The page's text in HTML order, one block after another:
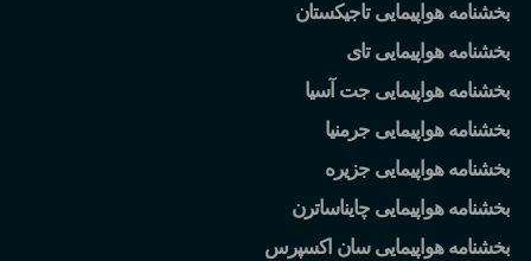
بخشنامه هواپیمایی تاجیکستان
بخشنامه هواپیمایی تای
بخشنامه هواپیمایی جت آسیا
بخشنامه هواپیمایی جرمنیا
بخشنامه هواپیمایی جزیره
بخشنامه هواپیمایی چایناساترن
بخشنامه هواپیمایی سان اکسپرس